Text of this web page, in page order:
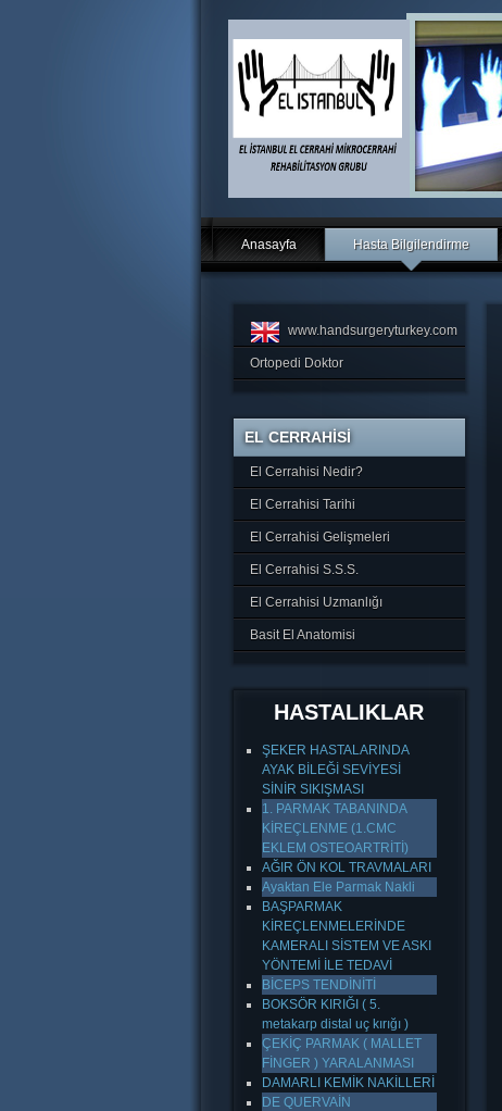
Anasayfa Hasta Bilgilendirme
www.handsurgeryturkey.com
Ortopedi Doktor
EL CERRAHİSİ
El Cerrahisi Nedir?
El Cerrahisi Tarihi
El Cerrahisi Gelişmeleri
El Cerrahisi S.S.S.
El Cerrahisi Uzmanlığı
Basit El Anatomisi
HASTALIKLAR
ŞEKER HASTALARINDA
AYAK BİLEĞİ SEVİYESİ
SİNİR SIKIŞMASI
1. PARMAK TABANINDA
KİREÇLENME (1.CMC
EKLEM OSTEOARTRİTİ)
AĞIR ÖN KOL TRAVMALARI
Ayaktan Ele Parmak Nakli
BAŞPARMAK
KİREÇLENMELERİNDE
KAMERALI SİSTEM VE ASKI
YÖNTEMİ İLE TEDAVİ
BİCEPS TENDİNİTİ
BOKSÖR KIRIĞI ( 5.
metakarp distal uç kırığı )
ÇEKİÇ PARMAK ( MALLET
FİNGER ) YARALANMASI
DAMARLI KEMİK NAKİLLERİ
DE QUERVAİN